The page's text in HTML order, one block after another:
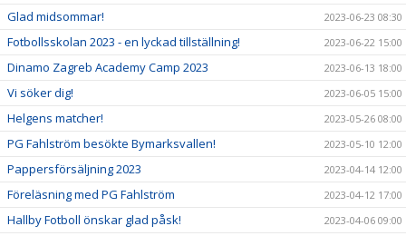
Glad midsommar! 2023-06-23 08:30
Fotbollsskolan 2023 - en lyckad tillställning! 2023-06-22 15:00
Dinamo Zagreb Academy Camp 2023 2023-06-13 18:00
Vi söker dig! 2023-06-05 15:00
Helgens matcher! 2023-05-26 08:00
PG Fahlström besökte Bymarksvallen! 2023-05-10 12:00
Pappersförsäljning 2023 2023-04-14 12:00
Föreläsning med PG Fahlström 2023-04-12 17:00
Hallby Fotboll önskar glad påsk! 2023-04-06 09:00